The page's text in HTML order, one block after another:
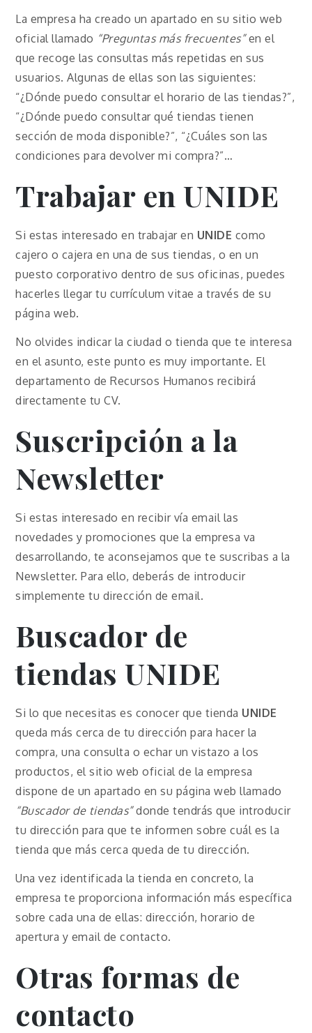
La empresa ha creado un apartado en su sitio web
oficial llamado “Preguntas más frecuentes”en el
que recoge las consultas más repetidas en sus
usuarios. Algunas de ellas son las siguientes:
“¿Dónde puedo consultar el horario de las tiendas?”,
“¿Dónde puedo consultar qué tiendas tienen
sección de moda disponible?”, “¿Cuáles son las
condiciones para devolver mi compra?”…
Trabajar enUNIDE
Si estas interesado en trabajar en UNIDE como
cajero o cajera en una de sus tiendas, o en un
puesto corporativo dentro de sus oficinas, puedes
hacerles llegar tu currículum vitae a través de su
página web.
No olvides indicar la ciudad o tienda que te interesa
en el asunto, este punto es muy importante. El
departamento de Recursos Humanos recibirá
directamente tu CV.
Suscripción a la
Newsletter
Si estas interesado en recibir vía email las
novedades y promociones que la empresa va
desarrollando, te aconsejamos que te suscribas a la
Newsletter. Para ello, deberás de introducir
simplemente tu dirección de email.
Buscador de
tiendasUNIDE
Si lo que necesitas es conocer que tienda UNIDE
queda más cerca de tu dirección para hacer la
compra, una consulta o echar un vistazo a los
productos, el sitio web oficial de la empresa
dispone de un apartado en su página web llamado
“Buscador de tiendas”donde tendrás que introducir
tu dirección para que te informen sobre cuál es la
tienda que más cerca queda de tu dirección.
Una vez identificada la tienda en concreto, la
empresa te proporciona información más específica
sobre cada una de ellas: dirección, horario de
apertura y email de contacto.
Otras formas de
contacto